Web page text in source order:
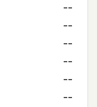
--
--
--
--
--
--